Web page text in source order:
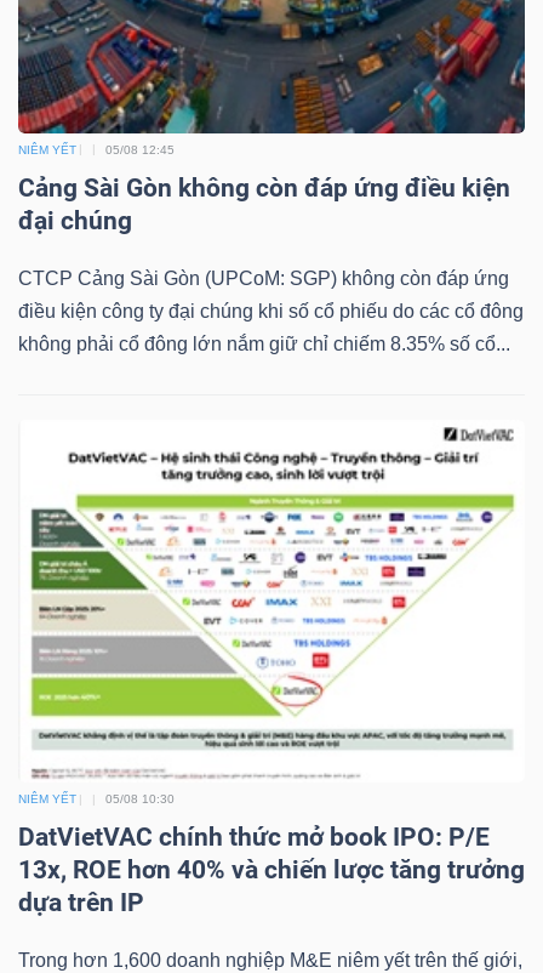
NIÊM YẾT 05/08 12:45
Cảng Sài Gòn không còn đáp ứng điều kiện
đại chúng
CTCP Cảng Sài Gòn (UPCoM: SGP) không còn đáp ứng
điều kiện công ty đại chúng khi số cổ phiếu do các cổ đông
không phải cổ đông lớn nắm giữ chỉ chiếm 8.35% số cổ...
NIÊM YẾT 05/08 10:30
DatVietVAC chính thức mở book IPO: P/E
13x, ROE hơn 40% và chiến lược tăng trưởng
dựa trên IP
Trong hơn 1,600 doanh nghiệp M&E niêm yết trên thế giới,
YẾU
TIÊU
DÙNG
THIẾT
KHỎE
TÀI
CHÍNH
CÔNG
NGHỆ
THÔNG